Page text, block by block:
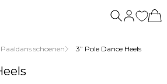
Paaldans schoenen 3” Pole Dance Heels